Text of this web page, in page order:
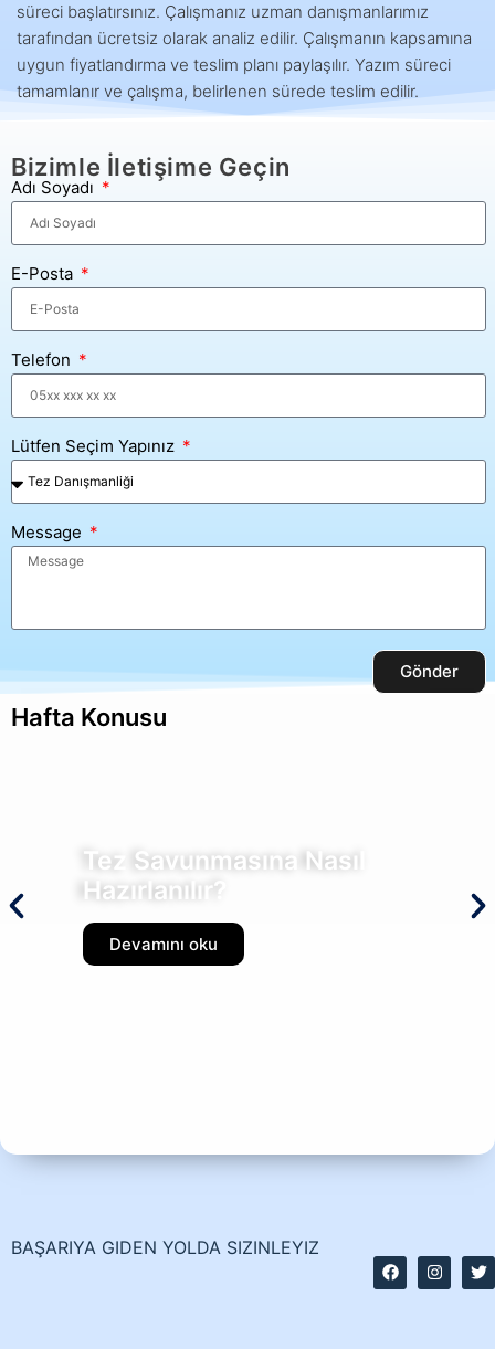
süreci başlatırsınız. Çalışmanız uzman danışmanlarımız
tarafından ücretsiz olarak analiz edilir. Çalışmanın kapsamına
uygun fiyatlandırma ve teslim planı paylaşılır. Yazım süreci
tamamlanır ve çalışma, belirlenen sürede teslim edilir.
Bizimle İletişime Geçin
Adı Soyadı
E-Posta
Telefon
Lütfen Seçim Yapınız
Message
Gönder
Hafta Konusu
Tez Savunmasına Nasıl
Hazırlanılır?
Devamını oku
BAŞARIYA GIDEN YOLDA SIZINLEYIZ